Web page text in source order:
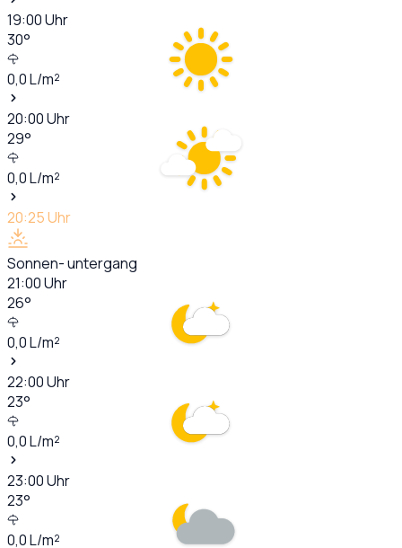
19:00Uhr
30°
0,0L/m²
20:00Uhr
29°
0,0L/m²
20:25Uhr
Sonnen- untergang
21:00Uhr
26°
0,0L/m²
22:00Uhr
23°
0,0L/m²
23:00Uhr
23°
0,0L/m²